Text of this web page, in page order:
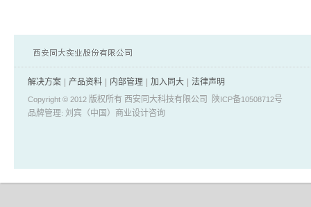
解决方案 产品资料 内部管理 加入同大 法律声明
Copyright © 2012 版权所有 西安同大科技有限公司 陕ICP备10508712号
品牌管理: 刘宾（中国）商业设计咨询